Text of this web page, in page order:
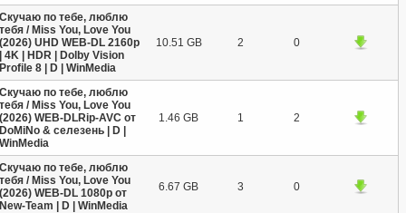
Скучаю по тебе, люблю
тебя / Miss You, Love You
(2026) UHD WEB-DL 2160p
| 4K | HDR | Dolby Vision
Profile 8 | D | WinMedia
10.51 GB 2 0
Скучаю по тебе, люблю
тебя / Miss You, Love You
(2026) WEB-DLRip-AVC от
DoMiNo & селезень | D |
WinMedia
1.46 GB 1 2
Скучаю по тебе, люблю
тебя / Miss You, Love You
(2026) WEB-DL 1080p от
New-Team | D | WinMedia
6.67 GB 3 0